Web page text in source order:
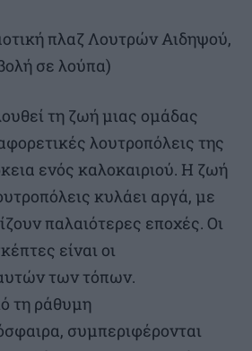
πλαζ Λουτρών Αιδηψού,
σε λούπα)
τη ζωή μιας ομάδας
λουτροπόλεις της
ενός καλοκαιριού. Η ζωή
κυλάει αργά, με
παλαιότερες εποχές. Οι
είναι οι
των τόπων.
τη ράθυμη
συμπεριφέρονται